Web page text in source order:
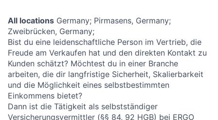
All locations Germany; Pirmasens, Germany;
Zweibrücken, Germany;
Bist du eine leidenschaftliche Person im Vertrieb, die
Freude am Verkaufen hat und den direkten Kontakt zu
Kunden schätzt? Möchtest du in einer Branche
arbeiten, die dir langfristige Sicherheit, Skalierbarkeit
und die Möglichkeit eines selbstbestimmten
Einkommens bietet?
Dann ist die Tätigkeit als selbstständiger
Versicherungsvermittler (§§ 84, 92 HGB) bei ERGO